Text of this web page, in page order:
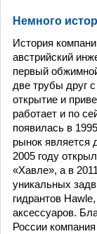
Немного
История
австрийский
первый
две трубы друг
открытие и
работает и по
появилась в
рынок является
2005 году
«Хавле», а в
уникальных
гидрантов
аксессуаров.
России